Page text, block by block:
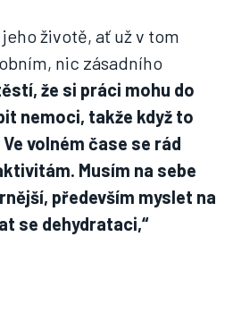
životě, ať už v tom
nic zásadního
že si práci mohu do
nemoci, takže když to
volném čase se rád
Musím na sebe
především myslet na
se dehydrataci,“